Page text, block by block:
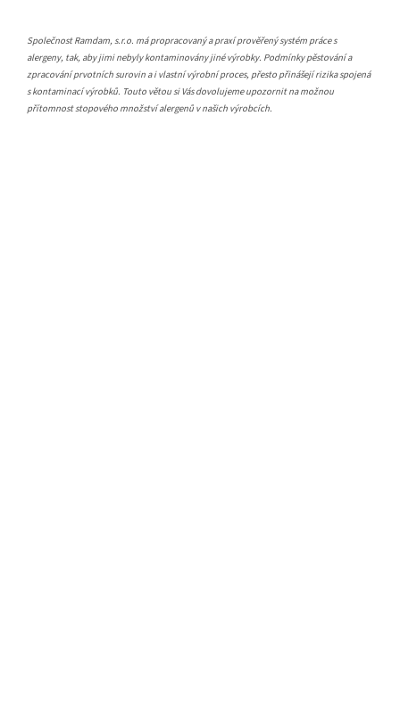
Společnost Ramdam, s.r.o. má propracovaný a praxí prověřený systém práce s
alergeny, tak, aby jimi nebyly kontaminovány jiné výrobky. Podmínky pěstování a
zpracování prvotních surovin a i vlastní výrobní proces, přesto přinášejí rizika spojená
s kontaminací výrobků. Touto větou si Vás dovolujeme upozornit na možnou
přítomnost stopového množství alergenů v našich výrobcích.